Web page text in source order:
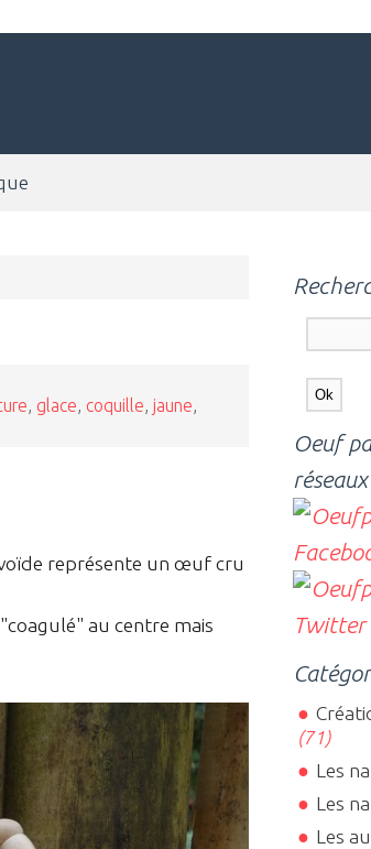
glace coquille jaune
représente un œuf cru
au centre mais
Oeuf
(71)
Les
Les
Les